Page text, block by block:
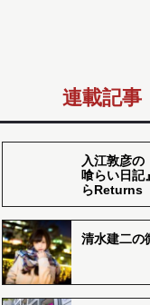
連載記事
入江敦彦の
喰らい日記
らReturns
清水建二の